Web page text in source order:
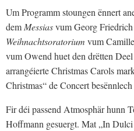
Um Programm stoungen ënnert
demMessiasvum Georg
Weihnachtsoratorium vum
vum Owend huet den drëtten
arrangéierte Christmas Carols
Christmas“ de Concert
Fir déi passend Atmosphär hunn
Hoffmann gesuergt. Mat „In